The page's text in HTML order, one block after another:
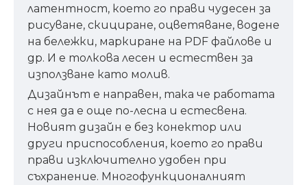
латентност, което го прави чудесен за
рисуване, скициране, оцветяване, водене
на бележки, маркиране на PDF файлове и
др. И е толкова лесен и естествен за
използване като молив.
Дизайнът е направен, така че работата
с нея да е още по-лесна и естесвена.
Новият дизайн е без конектор или
други приспособления, което го прави
прави изключително удобен при
съхранение. Многофункционалният